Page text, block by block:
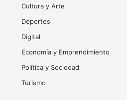
Cultura y Arte
Deportes
Digital
Economía y Emprendimiento
Política y Sociedad
Turismo